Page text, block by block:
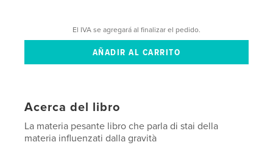
El IVA se agregará al finalizar el pedido.
Acerca del libro
La materia pesante libro che parla di stai della
materia influenzati dalla gravità